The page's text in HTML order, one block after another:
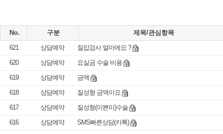
No. 구분
제목/관심항목
621
상담예약
질압검사 얼마에요 ?
620
상담예약
요실금 수술 비용
619
상담예약
금액
618
상담예약
질성형 금액이요
617
상담예약
질성형(이쁜이)수술
616
상담예약
SMS빠른상담(카톡)